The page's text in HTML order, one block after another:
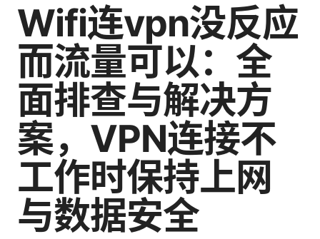
Wifi连vpn没反应
而流量可以：全
面排查与解决方
案，VPN连接不
工作时保持上网
与数据安全